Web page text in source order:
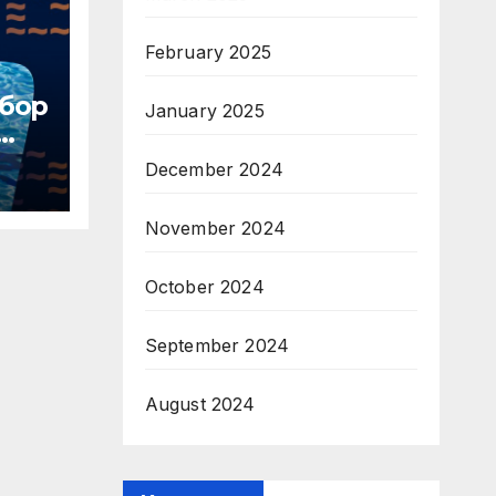
February 2025
January 2025
December 2024
November 2024
October 2024
September 2024
August 2024